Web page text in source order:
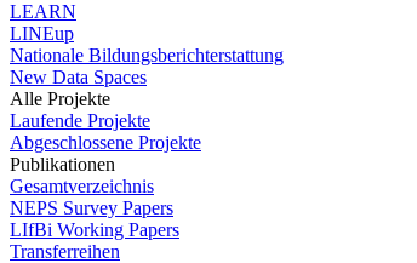
LEARN
LINEup
Nationale Bildungsberichterstattung
New Data Spaces
Alle Projekte
Laufende Projekte
Abgeschlossene Projekte
Publikationen
Gesamtverzeichnis
NEPS Survey Papers
LIfBi Working Papers
Transferreihen